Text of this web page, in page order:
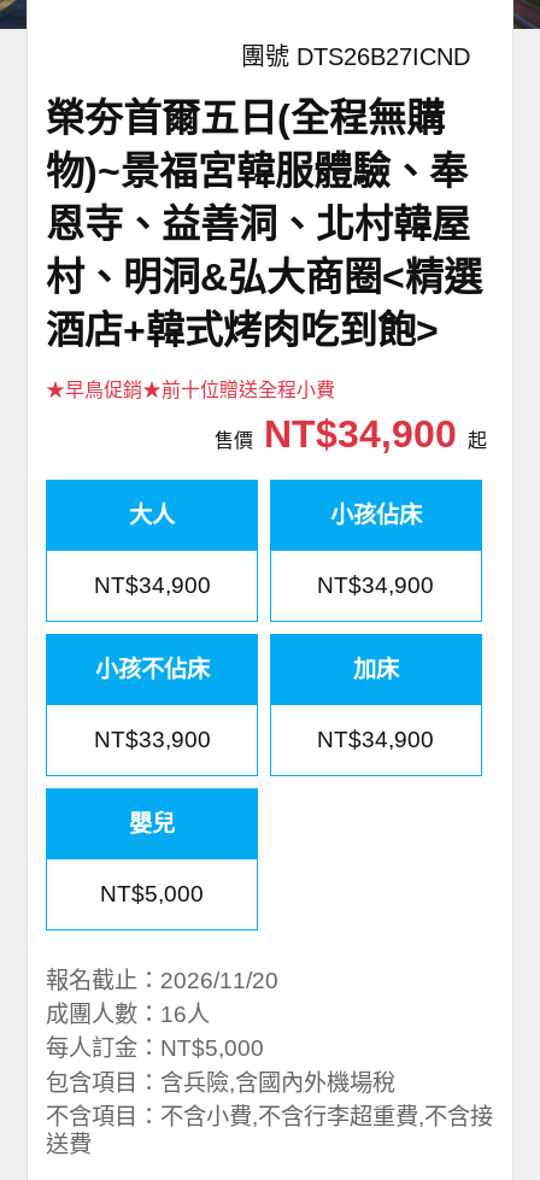
團號 DTS26B27ICND
榮夯首爾五日(全程無購
物)~景福宮韓服體驗、奉
恩寺、益善洞、北村韓屋
村、明洞&弘大商圈<精選
酒店+韓式烤肉吃到飽>
★早鳥促銷★前十位贈送全程小費
售價NT$34,900 起
大人
NT$34,900
小孩佔床
NT$34,900
小孩不佔床
NT$33,900
加床
NT$34,900
嬰兒
NT$5,000
報名截止：2026/11/20
成團人數：16人
每人訂金：NT$5,000
包含項目：含兵險,含國內外機場稅
不含項目：不含小費,不含行李超重費,不含接
送費